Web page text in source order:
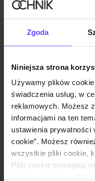
Zgoda
Niniejsza strona
Używamy plików
świadczenia usług, w
reklamowych. Możesz
informacjami na ten
ustawienia prywatności
cookie”. Możesz
wszystkie pliki cookie,
Pliki cookie pomagają
Opis produktu
Skład
Opinie